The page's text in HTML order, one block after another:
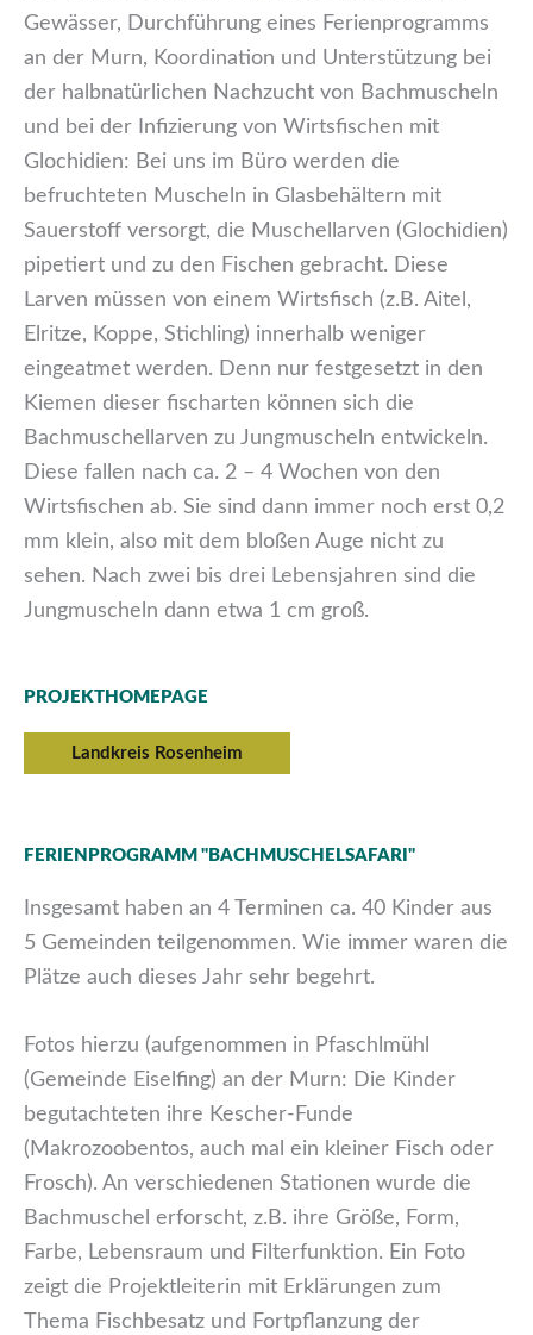
Gewässer, Durchführung eines Ferienprogramms
an der Murn, Koordination und Unterstützung bei
der halbnatürlichen Nachzucht von Bachmuscheln
und bei der Infizierung von Wirtsfischen mit
Glochidien: Bei uns im Büro werden die
befruchteten Muscheln in Glasbehältern mit
Sauerstoff versorgt, die Muschellarven (Glochidien)
pipetiert und zu den Fischen gebracht. Diese
Larven müssen von einem Wirtsfisch (z.B. Aitel,
Elritze, Koppe, Stichling) innerhalb weniger
eingeatmet werden. Denn nur festgesetzt in den
Kiemen dieser fischarten können sich die
Bachmuschellarven zu Jungmuscheln entwickeln.
Diese fallen nach ca. 2 – 4 Wochen von den
Wirtsfischen ab. Sie sind dann immer noch erst 0,2
mm klein, also mit dem bloßen Auge nicht zu
sehen. Nach zwei bis drei Lebensjahren sind die
Jungmuscheln dann etwa 1 cm groß.
PROJEKTHOMEPAGE
Landkreis Rosenheim
FERIENPROGRAMM "BACHMUSCHELSAFARI"
Insgesamt haben an 4 Terminen ca. 40 Kinder aus
5 Gemeinden teilgenommen. Wie immer waren die
Plätze auch dieses Jahr sehr begehrt.
Fotos hierzu (aufgenommen in Pfaschlmühl
(Gemeinde Eiselfing) an der Murn: Die Kinder
begutachteten ihre Kescher-Funde
(Makrozoobentos, auch mal ein kleiner Fisch oder
Frosch). An verschiedenen Stationen wurde die
Bachmuschel erforscht, z.B. ihre Größe, Form,
Farbe, Lebensraum und Filterfunktion. Ein Foto
zeigt die Projektleiterin mit Erklärungen zum
Thema Fischbesatz und Fortpflanzung der